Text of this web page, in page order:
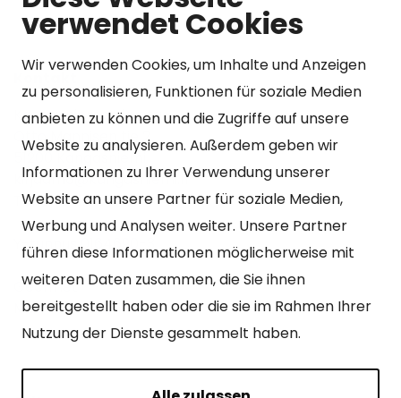
verwendet Cookies
Wir verwenden Cookies, um Inhalte und Anzeigen
zu personalisieren, Funktionen für soziale Medien
anbieten zu können und die Zugriffe auf unsere
Website zu analysieren. Außerdem geben wir
Informationen zu Ihrer Verwendung unserer
Website an unsere Partner für soziale Medien,
Werbung und Analysen weiter. Unsere Partner
führen diese Informationen möglicherweise mit
weiteren Daten zusammen, die Sie ihnen
bereitgestellt haben oder die sie im Rahmen Ihrer
Nutzung der Dienste gesammelt haben.
Kangasniemen kunta
Otto Mannisen tie 2
51200 Kangasniemi
kirjaamo@kangasniemi.fi
Tel. 040 719 9370
Y-tunnus 0164690-3
Geöffnet
Mo – Fr 9-15 Uhr.